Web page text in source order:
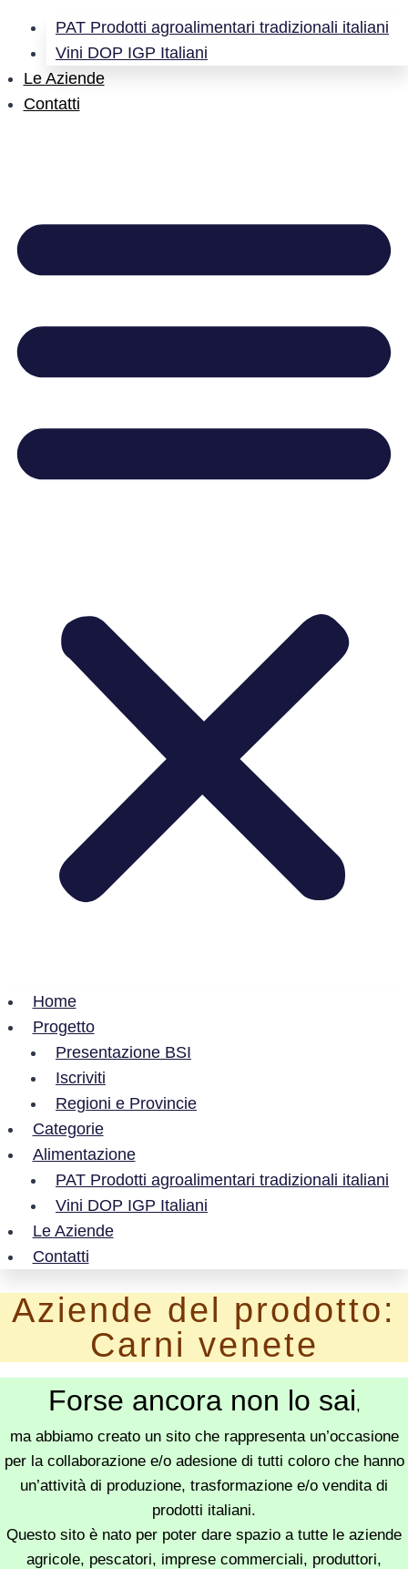
PAT Prodotti agroalimentari tradizionali italiani
Vini DOP IGP Italiani
Le Aziende
Contatti
Home
Progetto
Presentazione BSI
Iscriviti
Regioni e Provincie
Categorie
Alimentazione
PAT Prodotti agroalimentari tradizionali italiani
Vini DOP IGP Italiani
Le Aziende
Contatti
Aziende del prodotto:
Carni venete
Forse ancora non lo sai,
ma abbiamo creato un sito che rappresenta un’occasione
per la collaborazione e/o adesione di tutti coloro che hanno
un’attività di produzione, trasformazione e/o vendita di
prodotti italiani.
Questo sito è nato per poter dare spazio a tutte le aziende
agricole, pescatori, imprese commerciali, produttori,